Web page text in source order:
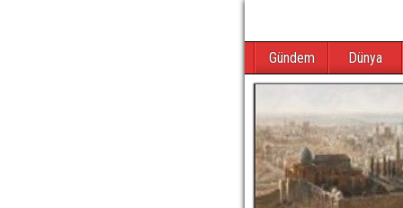
Gündem Dünya